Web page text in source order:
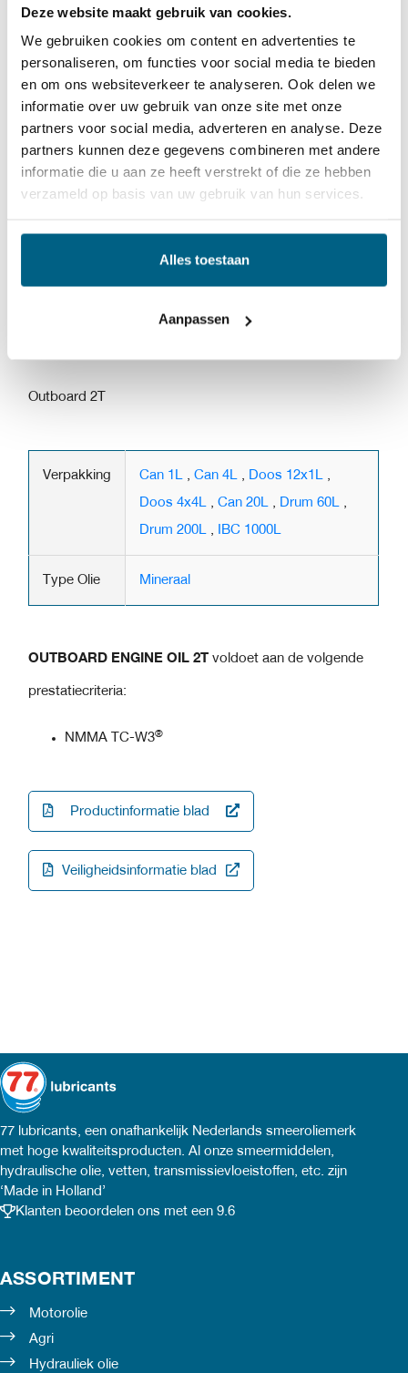
Deze website maakt gebruik van cookies.
We gebruiken cookies om content en advertenties te
personaliseren, om functies voor social media te bieden
en om ons websiteverkeer te analyseren. Ook delen we
informatie over uw gebruik van onze site met onze
partners voor social media, adverteren en analyse. Deze
partners kunnen deze gegevens combineren met andere
informatie die u aan ze heeft verstrekt of die ze hebben
verzameld op basis van uw gebruik van hun services.
Alles toestaan
Aanpassen
Buitenboordmotor olie2Tis gebaseerd op
speciaal geselecteerde additieve technologie om de
Uitstekende smering.
Hoge bescherming tegen slijtage en
statiegeldvorming.
Gemakkelijk mengen en stabiel mengsel, zelfs bij
Outboard 2T
Verpakking Can 1L ,Can 4L , Doos 12x1L ,
Doos 4x4L ,Can 20L , Drum 60L ,
Drum 200L , IBC 1000L
Type Olie Mineraal
OUTBOARD ENGINE OIL 2Tvoldoet aan de volgende
prestatiecriteria:
NMMA TC-W3®
Productinformatie blad
Veiligheidsinformatie blad
77 lubricants, een onafhankelijk Nederlands smeeroliemerk
met hoge kwaliteitsproducten. Al onze smeermiddelen,
hydraulische olie, vetten, transmissievloeistoffen, etc. zijn
‘Made in Holland’
Klanten beoordelen ons met een 9.6
ASSORTIMENT
Motorolie
Agri
Hydrauliek olie